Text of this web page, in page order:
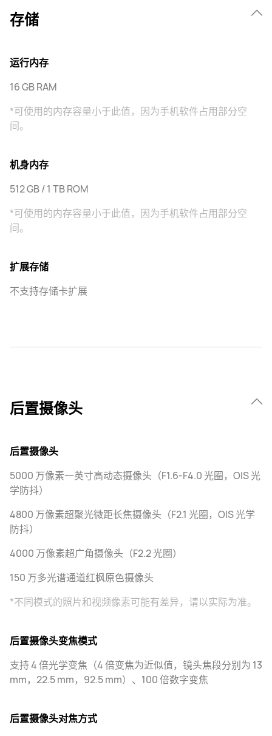
存储
运行内存
16 GB RAM
*可使用的内存容量小于此值，因为手机软件占用部分空
间。
机身内存
512 GB / 1 TB ROM
*可使用的内存容量小于此值，因为手机软件占用部分空
间。
扩展存储
不支持存储卡扩展
后置摄像头
后置摄像头
5000 万像素一英寸高动态摄像头（F1.6-F4.0 光圈，OIS 光
学防抖）
4800 万像素超聚光微距长焦摄像头（F2.1 光圈，OIS 光学
防抖）
4000 万像素超广角摄像头（F2.2 光圈）
150 万多光谱通道红枫原色摄像头
*不同模式的照片和视频像素可能有差异，请以实际为准。
后置摄像头变焦模式
支持 4 倍光学变焦（4 倍变焦为近似值，镜头焦段分别为 13
mm，22.5 mm，92.5 mm）、100 倍数字变焦
后置摄像头对焦方式